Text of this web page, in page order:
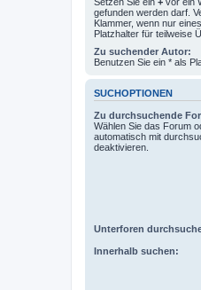
gefunden werden darf.
Klammer, wenn nur
Platzhalter für teilweise
Zu suchender Autor:
Benutzen Sie ein * als
SUCHOPTIONEN
Zu durchsuchende
Wählen Sie das Forum
automatisch mit
deaktivieren.
Unterforen
Innerhalb suchen: